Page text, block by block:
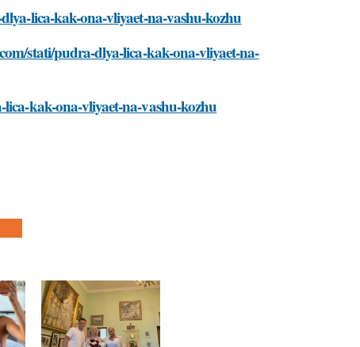
lica-kak-ona-vliyaet-na-vashu-kozhu
stati/pudra-dlya-lica-kak-ona-vliyaet-na-
kak-ona-vliyaet-na-vashu-kozhu